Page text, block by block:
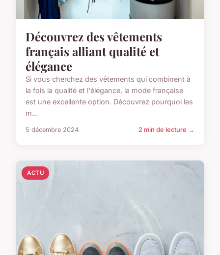
Découvrez des vêtements
français alliant qualité et
élégance
Si vous cherchez des vêtements qui combinent à
la fois la qualité et l'élégance, la mode française
est une excellente option. Découvrez pourquoi les
m...
5 décembre 2024 2 min de lecture →
ACTU